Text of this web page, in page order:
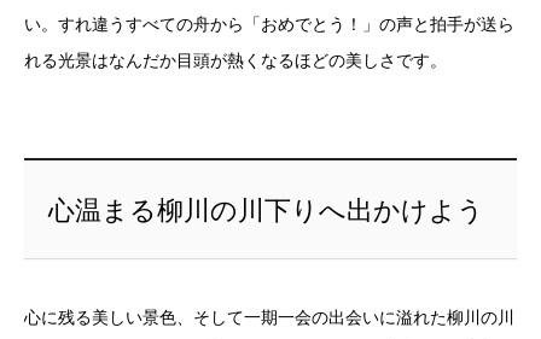
い。すれ違うすべての舟から「おめでとう！」の声と拍手が送ら
れる光景はなんだか目頭が熱くなるほどの美しさです。
心温まる柳川の川下りへ出かけよう
心に残る美しい景色、そして一期一会の出会いに溢れた柳川の川